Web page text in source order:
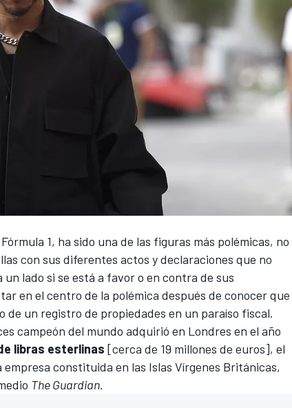
Fórmula 1, ha sido una de las figuras más polémicas, no
con sus diferentes actos y declaraciones que no
lado si se está a favor o en contra de sus
en el centro de la polémica después de conocer que
de un registro de propiedades en un paraíso fiscal.
campeón del mundo adquirió en Londres en el año
libras esterlinas [cerca de 19 millones de euros], el
constituida en las Islas Vírgenes Británicas,
The Guardian.